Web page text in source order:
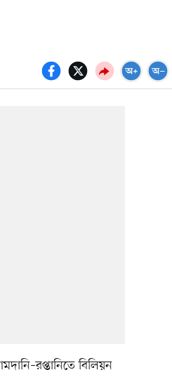
বিলিয়ন